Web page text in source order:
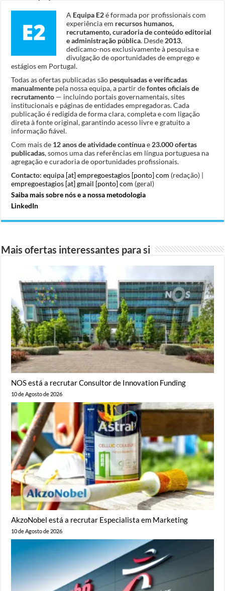
A Equipa E2é formada por profissionais com
experiência em recursos humanos,
recrutamento, curadoria de conteúdo editorial
e administração pública. Desde 2013,
dedicamo-nos exclusivamente à pesquisa e
divulgação de oportunidades de emprego e
estágios em Portugal.
Todas as ofertas publicadas são pesquisadas e verificadas
manualmente pela nossa equipa, a partir defontes oficiais de
recrutamento — incluindo portais governamentais, sites
institucionais e páginas de entidades empregadoras. Cada
publicação é redigida de forma clara, completa e com ligação
direta à fonte original, garantindo acesso livre e gratuito a
informação fiável.
Com mais de 12 anos de atividade contínuae 23.000 ofertas
publicadas, somos uma das referências em língua portuguesa na
agregação e curadoria de oportunidades profissionais.
Contacto: equipa [at] empregoestagios [ponto] com (redação) |
empregoestagios [at] gmail [ponto] com (geral)
Saiba mais sobre nós e a nossa metodologia
LinkedIn
Mais ofertas interessantes para si
NOS está a recrutar Consultor de Innovation Funding
10 de Agosto de 2026
AkzoNobel está a recrutar Especialista em Marketing
10 de Agosto de 2026